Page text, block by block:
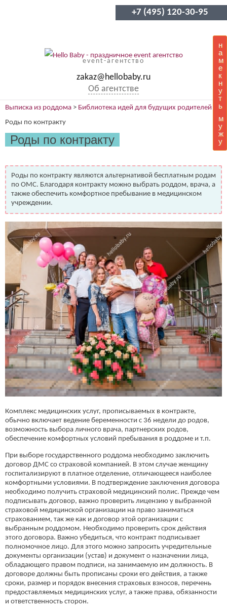
+7 (495) 120-30-95
event-агентство
zakaz@hellobaby.ru
Об агентстве
н
а
м
е
к
н
у
т
ь
м
у
ж
у
Выписка из роддома > Библиотека идей для будущих родителей
Роды по контракту
Роды по контракту
Роды по контракту являются альтернативой бесплатным родам
по ОМС. Благодаря контракту можно выбрать роддом, врача, а
также обеспечить комфортное пребывание в медицинском
учреждении.
Комплекс медицинских услуг, прописываемых в контракте,
обычно включает ведение беременности с 36 недели до родов,
возможность выбора личного врача, партнерских родов,
обеспечение комфортных условий пребывания в роддоме и т.п.
При выборе государственного роддома необходимо заключить
договор ДМС со страховой компанией. В этом случае женщину
госпитализируют в платное отделение, отличающееся наиболее
комфортными условиями. В подтверждение заключения договора
необходимо получить страховой медицинский полис. Прежде чем
подписывать договор, важно проверить лицензию у выбранной
страховой медицинской организации на право заниматься
страхованием, так же как и договор этой организации с
выбранным роддомом. Необходимо проверить срок действия
этого договора. Важно убедиться, что контракт подписывает
полномочное лицо. Для этого можно запросить учредительные
документы организации (устав) и документ о назначении лица,
обладающего правом подписи, на занимаемую им должность. В
договоре должны быть прописаны сроки его действия, а также
сроки, размер и порядок внесения страховых взносов, перечень
предоставляемых медицинских услуг, а также права, обязанности
и ответственность сторон.